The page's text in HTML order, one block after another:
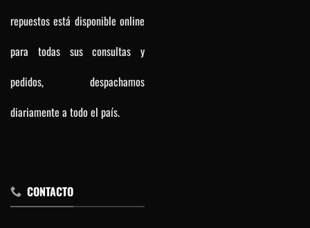
repuestos está disponible online
para todas sus consultas y
pedidos, despachamos
diariamente a todo el país.
CONTACTO